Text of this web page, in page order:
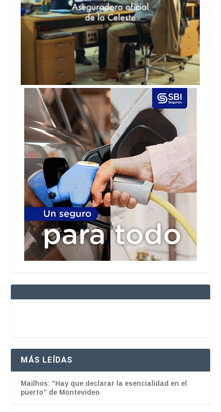
MÁS LEÍDAS
Mailhos: "Hay que declarar la esencialidad en el
puerto" de Montevideo